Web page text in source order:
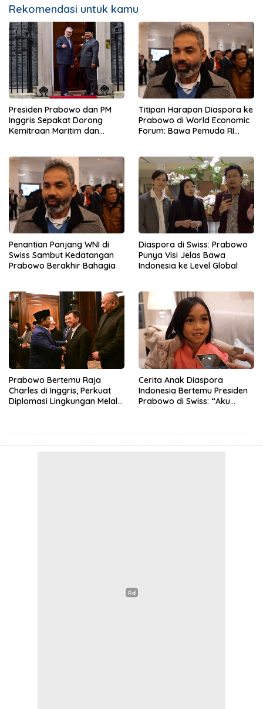
Rekomendasi untuk kamu
Presiden Prabowo dan PM
Inggris Sepakat Dorong
Kemitraan Maritim dan
Titipan Harapan Diaspora ke
Prabowo di World Economic
Forum: Bawa Pemuda RI
Penantian Panjang WNI di
Swiss Sambut Kedatangan
Prabowo Berakhir Bahagia
Diaspora di Swiss: Prabowo
Punya Visi Jelas Bawa
Indonesia ke Level Global
Prabowo Bertemu Raja
Charles di Inggris, Perkuat
Diplomasi Lingkungan Melalui
Cerita Anak Diaspora
Indonesia Bertemu Presiden
Prabowo di Swiss: “Aku